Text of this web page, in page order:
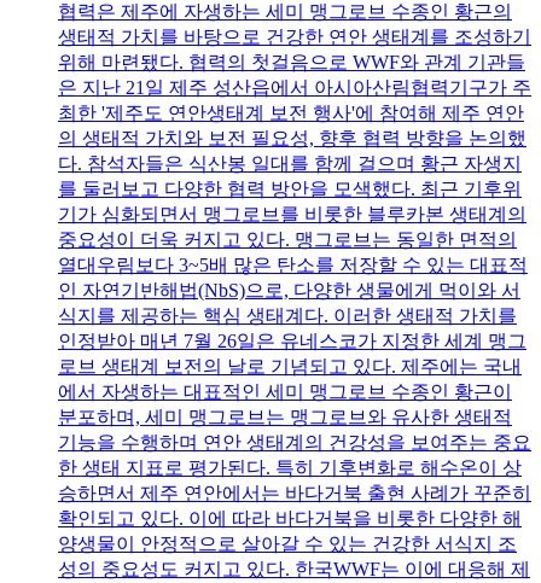
협력은 제주에 자생하는 세미 맹그로브 수종인 황근의
생태적 가치를 바탕으로 건강한 연안 생태계를 조성하기
위해 마련됐다. 협력의 첫걸음으로 WWF와 관계 기관들
은 지난 21일 제주 성산읍에서 아시아산림협력기구가 주
최한 '제주도 연안생태계 보전 행사'에 참여해 제주 연안
의 생태적 가치와 보전 필요성, 향후 협력 방향을 논의했
다. 참석자들은 식산봉 일대를 함께 걸으며 황근 자생지
를 둘러보고 다양한 협력 방안을 모색했다. 최근 기후위
기가 심화되면서 맹그로브를 비롯한 블루카본 생태계의
중요성이 더욱 커지고 있다. 맹그로브는 동일한 면적의
열대우림보다 3~5배 많은 탄소를 저장할 수 있는 대표적
인 자연기반해법(NbS)으로, 다양한 생물에게 먹이와 서
식지를 제공하는 핵심 생태계다. 이러한 생태적 가치를
인정받아 매년 7월 26일은 유네스코가 지정한 세계 맹그
로브 생태계 보전의 날로 기념되고 있다. 제주에는 국내
에서 자생하는 대표적인 세미 맹그로브 수종인 황근이
분포하며, 세미 맹그로브는 맹그로브와 유사한 생태적
기능을 수행하며 연안 생태계의 건강성을 보여주는 중요
한 생태 지표로 평가된다. 특히 기후변화로 해수온이 상
승하면서 제주 연안에서는 바다거북 출현 사례가 꾸준히
확인되고 있다. 이에 따라 바다거북을 비롯한 다양한 해
양생물이 안정적으로 살아갈 수 있는 건강한 서식지 조
성의 중요성도 커지고 있다. 한국WWF는 이에 대응해 제